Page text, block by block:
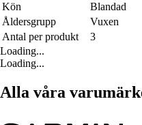
Kön
Blandad
Åldersgrupp
Vuxen
Antal per produkt
3
Loading...
Loading...
Alla våra